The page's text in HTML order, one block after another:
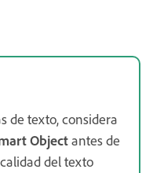
de texto, considera
Objectantes de
del texto